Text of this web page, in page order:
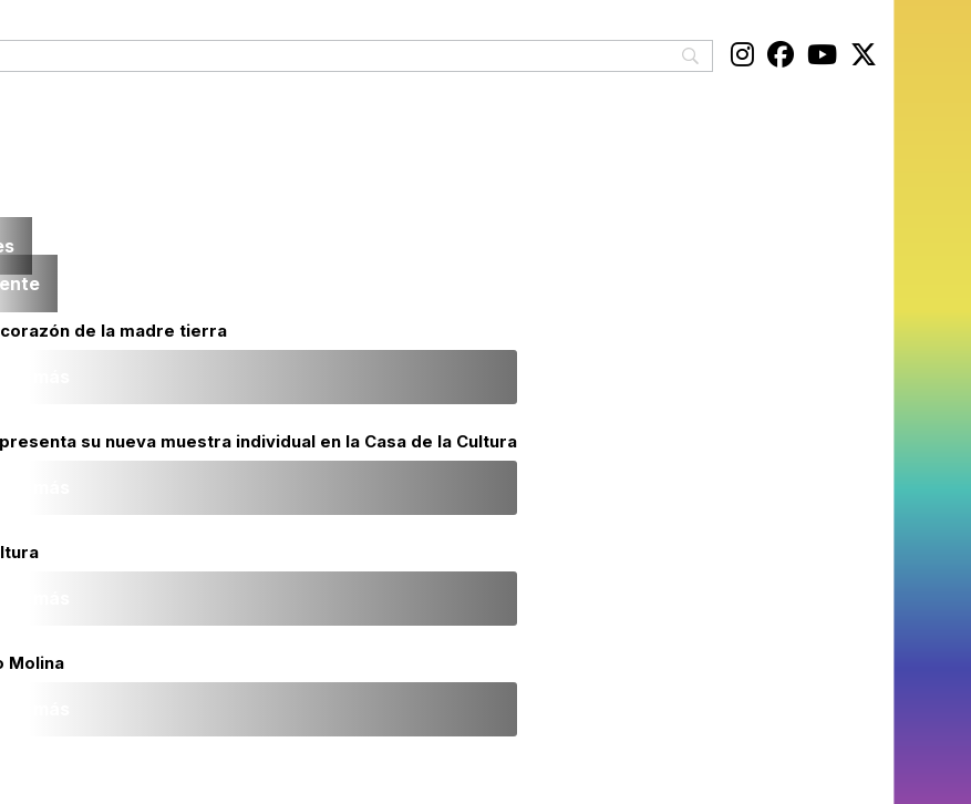
de la madre tierra
su nueva muestra individual en la Casa de la Cultura
Molina